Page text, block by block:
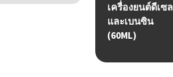
เครื่องยนต์ดีเซล
และเบนซิน
(60ML)